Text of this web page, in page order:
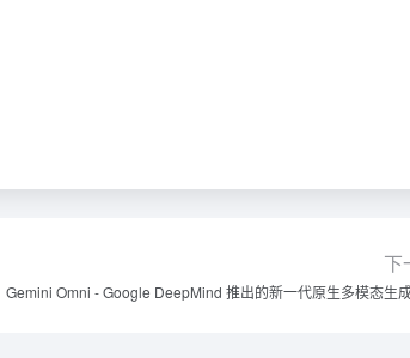
下
Gemini Omni - Google DeepMind 推出的新一代原生多模态生